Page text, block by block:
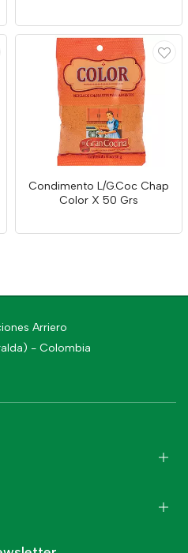
Condimento L/G.Coc Chap
Color X 50 Grs
Arriero
- Colombia